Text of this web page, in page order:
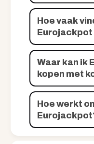
Hoe vaak
Waar kan ik
kopen met
Hoe werkt